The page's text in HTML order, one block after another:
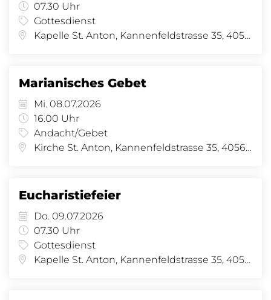
07.30 Uhr
Gottesdienst
Kapelle St. Anton, Kannenfeldstrasse 35, 4056 Basel
Marianisches Gebet
Mi. 08.07.2026
16.00 Uhr
Andacht/Gebet
Kirche St. Anton, Kannenfeldstrasse 35, 4056 Basel
Eucharistiefeier
Do. 09.07.2026
07.30 Uhr
Gottesdienst
Kapelle St. Anton, Kannenfeldstrasse 35, 4056 Basel